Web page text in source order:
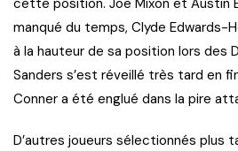
manqué du temps, Clyde Edwards-
à la hauteur de sa position lors des
Sanders s’est réveillé très tard en
Conner a été englué dans la pire
D’autres joueurs sélectionnés plus